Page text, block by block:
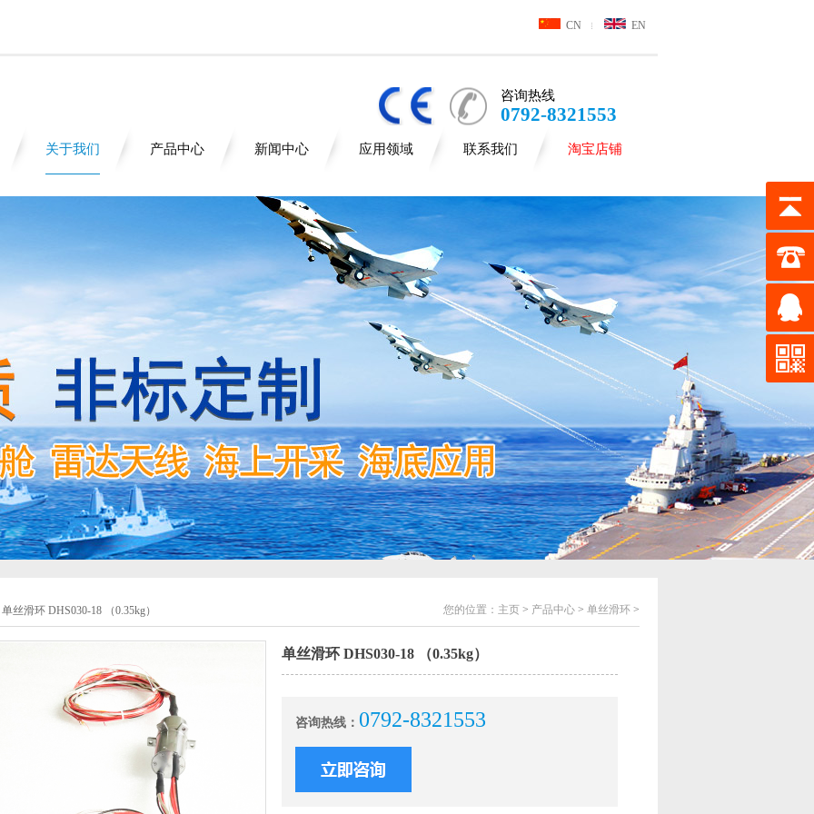
CN EN
咨询热线
0792-8321553
关于我们 产品中心 新闻中心 应用领域 联系我们 淘宝店铺
单丝滑环 DHS030-18 （0.35kg） 您的位置： 主页 > 产品中心 > 单丝滑环 >
单丝滑环 DHS030-18 （0.35kg）
咨询热线： 0792-8321553